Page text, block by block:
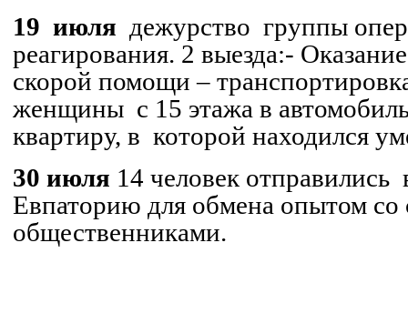
19 июля дежурство группы
реагирования. 2 выезда:-
скорой помощи –
женщины с 15 этажа в
квартиру, в которой находился
30 июля 14 человек отправились
Евпаторию для обмена опытом со
общественниками.